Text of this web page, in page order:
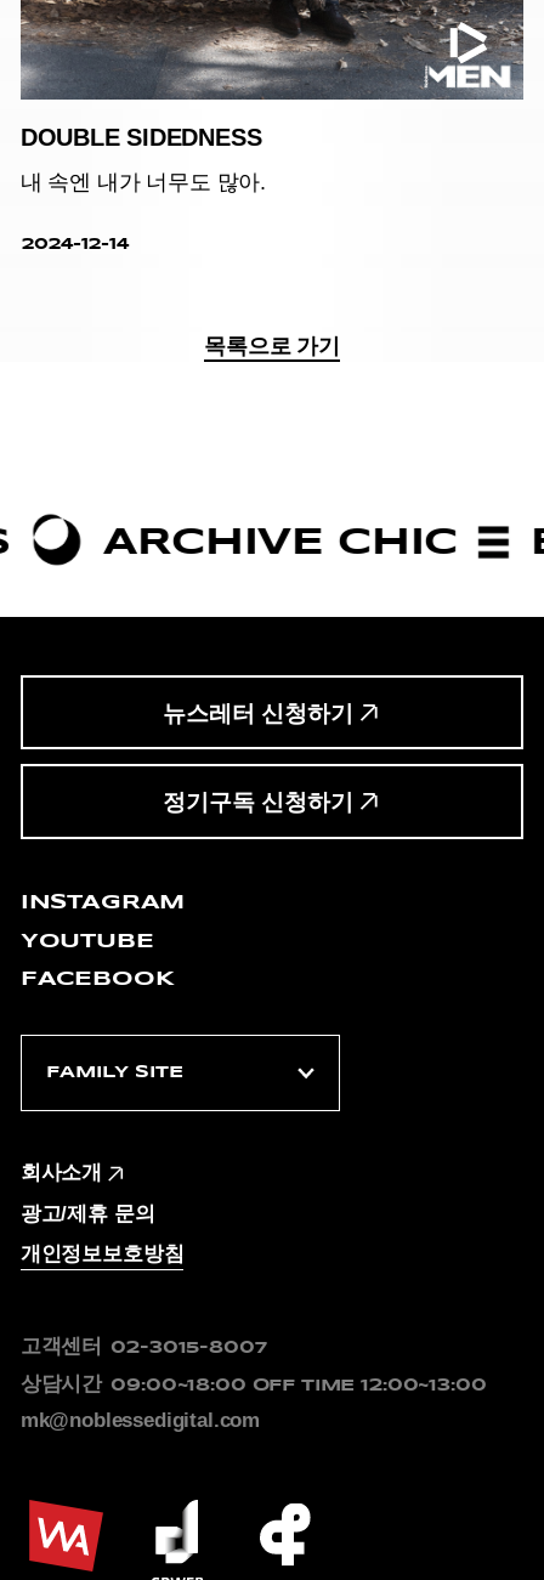
DOUBLE SIDEDNESS
내 속엔 내가 너무도 많아.
2024-12-14
목록으로 가기
CHIC
뉴스레터 신청하기
정기구독 신청하기
INSTAGRAM
YOUTUBE
FACEBOOK
회사소개
광고/제휴 문의
개인정보보호방침
고객센터 02-3015-8007
상담시간 09:00~18:00 OFF TIME 12:00~13:00
mk@noblessedigital.com